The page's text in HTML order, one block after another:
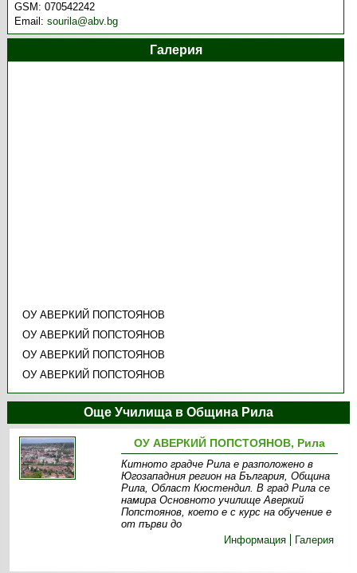
GSM:070542242
Email:sourila@abv.bg
Галерия
ОУ АВЕРКИЙ ПОПСТОЯНОВ
ОУ АВЕРКИЙ ПОПСТОЯНОВ
ОУ АВЕРКИЙ ПОПСТОЯНОВ
ОУ АВЕРКИЙ ПОПСТОЯНОВ
Още Училища в Община Рила
ОУ АВЕРКИЙ ПОПСТОЯНОВ, Рила
Китното градче Рила е разположено в
Югозападния регион на България, Община
Рила, Област Кюстендил. В град Рила се
намира Основното училище Аверкий
Попстоянов, което е с курс на обучение е
от първи до
Информация
Галерия